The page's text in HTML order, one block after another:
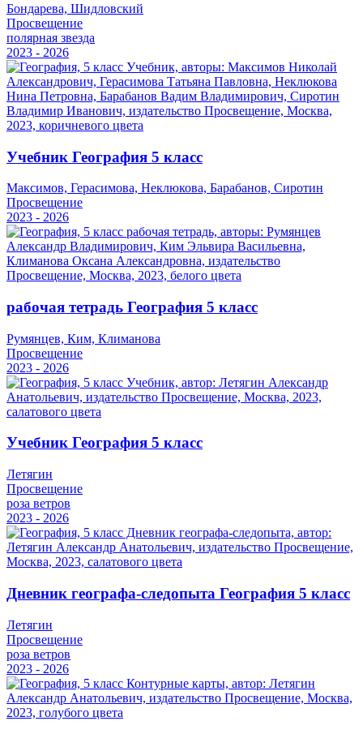
Бондарева, Шидловский
Просвещение
полярная звезда
2023 - 2026
Учебник География 5 класс
Максимов, Герасимова, Неклюкова, Барабанов, Сиротин
Просвещение
2023 - 2026
рабочая тетрадь География 5 класс
Румянцев, Ким, Климанова
Просвещение
2023 - 2026
Учебник География 5 класс
Летягин
Просвещение
роза ветров
2023 - 2026
Дневник географа-следопыта География 5 класс
Летягин
Просвещение
роза ветров
2023 - 2026